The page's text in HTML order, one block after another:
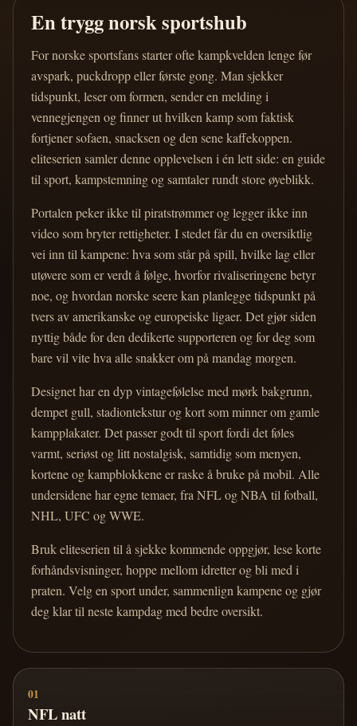
En trygg norsk sportshub
For norske sportsfans starter ofte kampkvelden lenge før
avspark, puckdropp eller første gong. Man sjekker
tidspunkt, leser om formen, sender en melding i
vennegjengen og finner ut hvilken kamp som faktisk
fortjener sofaen, snacksen og den sene kaffekoppen.
eliteserien samler denne opplevelsen i én lett side: en guide
til sport, kampstemning og samtaler rundt store øyeblikk.
Portalen peker ikke til piratstrømmer og legger ikke inn
video som bryter rettigheter. I stedet får du en oversiktlig
vei inn til kampene: hva som står på spill, hvilke lag eller
utøvere som er verdt å følge, hvorfor rivaliseringene betyr
noe, og hvordan norske seere kan planlegge tidspunkt på
tvers av amerikanske og europeiske ligaer. Det gjør siden
nyttig både for den dedikerte supporteren og for deg som
bare vil vite hva alle snakker om på mandag morgen.
Designet har en dyp vintagefølelse med mørk bakgrunn,
dempet gull, stadiontekstur og kort som minner om gamle
kampplakater. Det passer godt til sport fordi det føles
varmt, seriøst og litt nostalgisk, samtidig som menyen,
kortene og kampblokkene er raske å bruke på mobil. Alle
undersidene har egne temaer, fra NFL og NBA til fotball,
NHL, UFC og WWE.
Bruk eliteserien til å sjekke kommende oppgjør, lese korte
forhåndsvisninger, hoppe mellom idretter og bli med i
praten. Velg en sport under, sammenlign kampene og gjør
deg klar til neste kampdag med bedre oversikt.
01
NFL natt